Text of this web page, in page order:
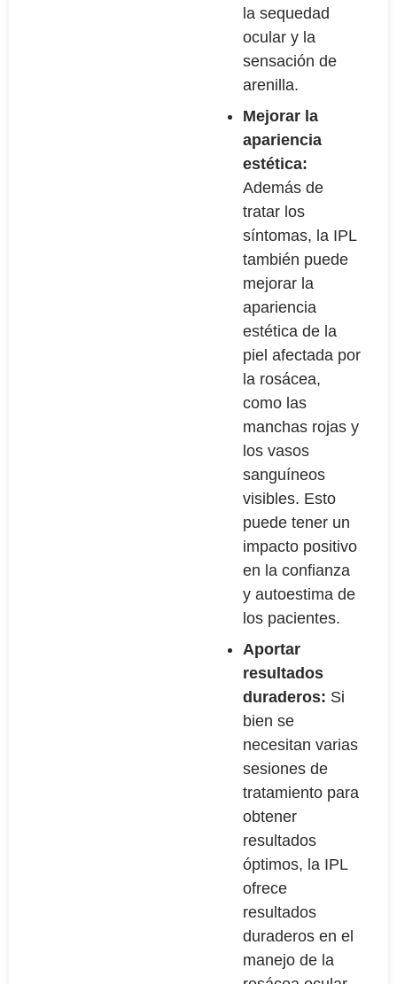
la sequedad
ocular y la
sensación de
arenilla.
Mejorar la
apariencia
estética:
Además de
tratar los
síntomas, la IPL
también puede
mejorar la
apariencia
estética de la
piel afectada por
la rosácea,
como las
manchas rojas y
los vasos
sanguíneos
visibles. Esto
puede tener un
impacto positivo
en la confianza
y autoestima de
los pacientes.
Aportar
resultados
duraderos: Si
bien se
necesitan varias
sesiones de
tratamiento para
obtener
resultados
óptimos, la IPL
ofrece
resultados
duraderos en el
manejo de la